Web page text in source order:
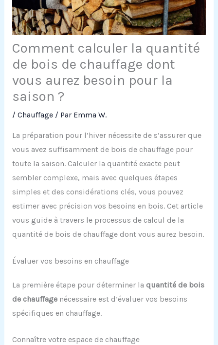
Comment calculer la quantité
de bois de chauffage dont
vous aurez besoin pour la
saison ?
/ Chauffage/ Par Emma W.
La préparation pour l’hiver nécessite de s’assurer que
vous avez suffisamment de bois de chauffage pour
toute la saison. Calculer la quantité exacte peut
sembler complexe, mais avec quelques étapes
simples et des considérations clés, vous pouvez
estimer avec précision vos besoins en bois. Cet article
vous guide à travers le processus de calcul de la
quantité de bois de chauffage dont vous aurez besoin.
Évaluer vos besoins en chauffage
La première étape pour déterminer la quantité de bois
de chauffagenécessaire est d’évaluer vos besoins
spécifiques en chauffage.
Connaître votre espace de chauffage